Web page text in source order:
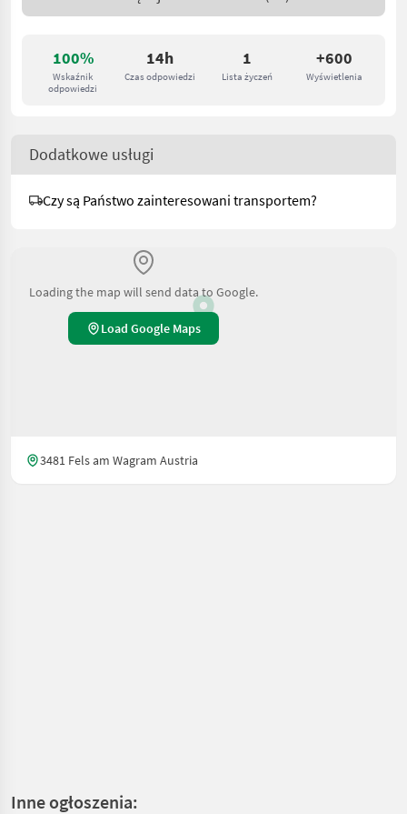
100%
Wskaźnik
odpowiedzi
14h
Czas odpowiedzi
1
Lista życzeń
+600
Wyświetlenia
Dodatkowe usługi
Czy są Państwo zainteresowani transportem?
Loading the map will send data to Google.
Load Google Maps
3481 Fels am Wagram Austria
Inne ogłoszenia: